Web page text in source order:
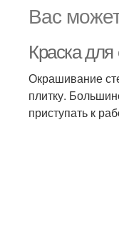
Вас
Краска для
Окрашивание
плитку.
приступать к